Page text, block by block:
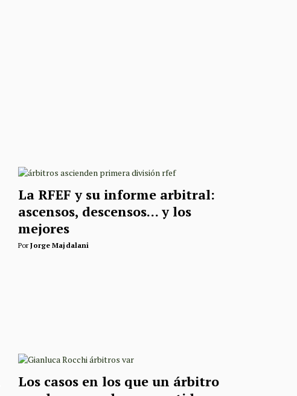
La RFEF y su informe arbitral:
ascensos, descensos… y los
mejores
PorJorge Majdalani
Los casos en los que un árbitro